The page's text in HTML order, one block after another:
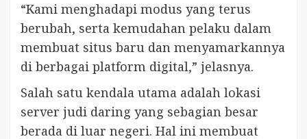
“Kami menghadapi modus yang terus
berubah, serta kemudahan pelaku dalam
membuat situs baru dan menyamarkannya
di berbagai platform digital,” jelasnya.
Salah satu kendala utama adalah lokasi
server judi daring yang sebagian besar
berada di luar negeri. Hal ini membuat